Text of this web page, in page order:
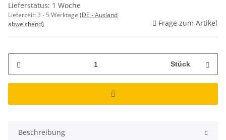
Lieferstatus: 1 Woche
Lieferzeit:3 - 5 Werktage (DE - Ausland
abweichend)
Frage zum Artikel
Stück
Beschreibung